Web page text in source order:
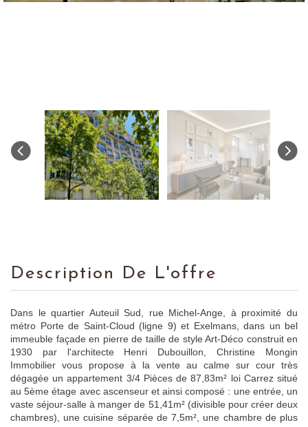
Description De L'offre
Dans le quartier Auteuil Sud, rue Michel-Ange, à proximité du
métro Porte de Saint-Cloud (ligne 9) et Exelmans, dans un bel
immeuble façade en pierre de taille de style Art-Déco construit en
1930 par l'architecte Henri Dubouillon, Christine Mongin
Immobilier vous propose à la vente au calme sur cour très
dégagée un appartement 3/4 Pièces de 87,83m² loi Carrez situé
au 5ème étage avec ascenseur et ainsi composé : une entrée, un
vaste séjour-salle à manger de 51,41m² (divisible pour créer deux
chambres), une cuisine séparée de 7,5m², une chambre de plus